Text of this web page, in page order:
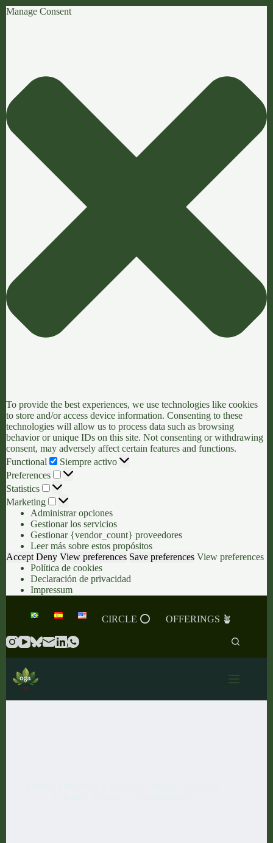
Manage Consent
To provide the best experiences, we use technologies like cookies
to store and/or access device information. Consenting to these
technologies will allow us to process data such as browsing
behavior or unique IDs on this site. Not consenting or withdrawing
consent, may adversely affect certain features and functions.
Functional
Functional
Siempre activo
Preferences
Preferences
Statistics Statistics
Marketing Marketing
Administrar opciones
Gestionar los servicios
Gestionar {vendor_count} proveedores
Leer más sobre estos propósitos
Accept Deny View preferences Save preferences View preferences
Política de cookies
Declaración de privacidad
Impressum
contenido
CIRCLE ⭕️ OFFERINGS 🪴